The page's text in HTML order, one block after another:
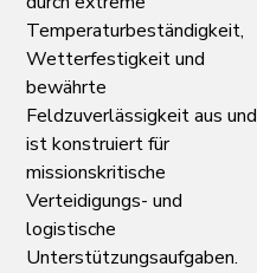
Temperaturbeständigkeit,
Wetterfestigkeit und
bewährte
Feldzuverlässigkeit aus und
ist konstruiert für
missionskritische
Verteidigungs- und
logistische
Unterstützungsaufgaben.